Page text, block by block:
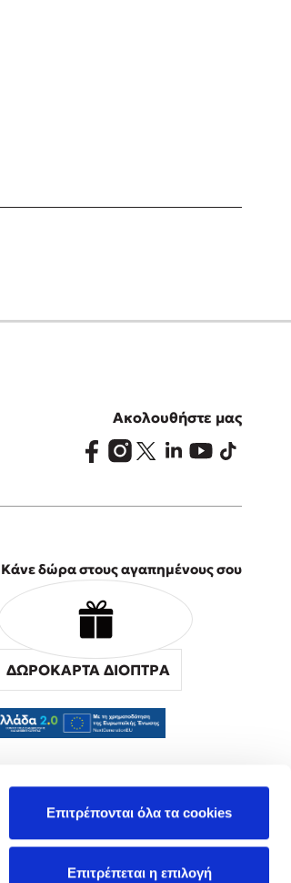
Επιτρέπονται όλα τα cookies
Επιτρέπεται η επιλογή
Ακολουθήστε μας
Κάνε δώρα στους αγαπημένους σου
ΔΩΡΟΚΑΡΤΑ ΔΙΟΠΤΡΑ